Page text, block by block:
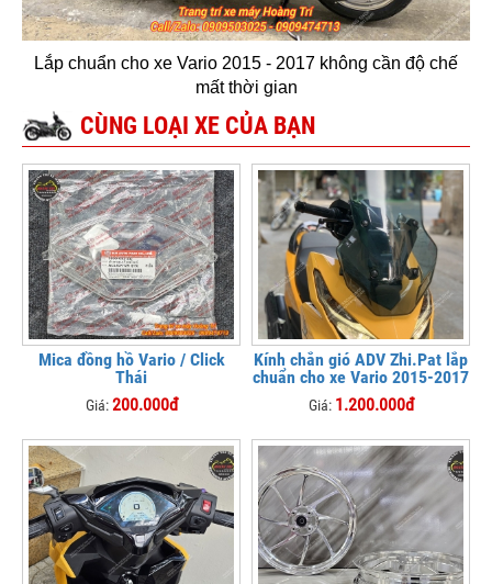
Lắp chuẩn cho xe Vario 2015 - 2017 không cần độ chế
mất thời gian
CÙNG LOẠI XE CỦA BẠN
Mica đồng hồ Vario / Click
Thái
Giá:200.000đ
Kính chắn gió ADV Zhi.Pat lắp
chuẩn cho xe Vario 2015-2017
Giá: 1.200.000đ